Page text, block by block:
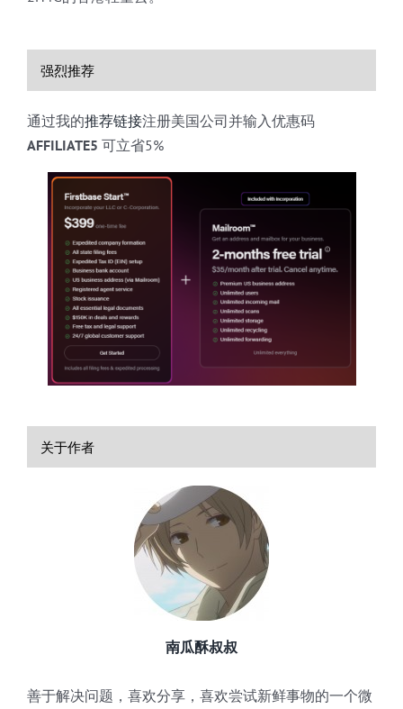
强烈推荐
通过我的推荐链接注册美国公司并输入优惠码
AFFILIATE5 可立省5%
关于作者
南瓜酥叔叔
善于解决问题，喜欢分享，喜欢尝试新鲜事物的一个微